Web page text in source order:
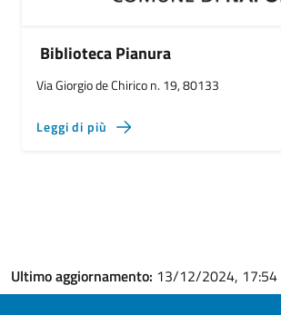
Biblioteca Pianura
Via Giorgio de Chirico n. 19, 80133
Leggi di più
Ultimo aggiornamento: 13/12/2024, 17:54